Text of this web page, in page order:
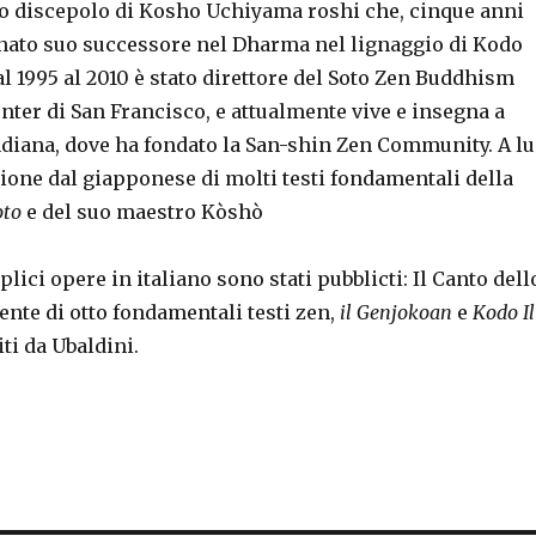
discepolo di Kosho Uchiyama roshi che, cinque anni
suo successore nel Dharma nel lignaggio di Kodo
1995 al 2010 è stato direttore del Soto Zen Buddhism
di San Francisco, e attualmente vive e insegna a
dove ha fondato la San-shin Zen Community. A
dal giapponese di molti testi fondamentali della
e del suo maestro Kòshò
opere in italiano sono stati pubblicti: Il Canto
di otto fondamentali testi zen, il Genjokoan e Kodo Il
da Ubaldini.